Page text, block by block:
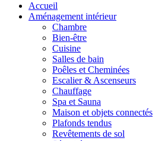
Accueil
Aménagement intérieur
Chambre
Bien-être
Cuisine
Salles de bain
Poêles et Cheminées
Escalier & Ascenseurs
Chauffage
Spa et Sauna
Maison et objets connectés
Plafonds tendus
Revêtements de sol